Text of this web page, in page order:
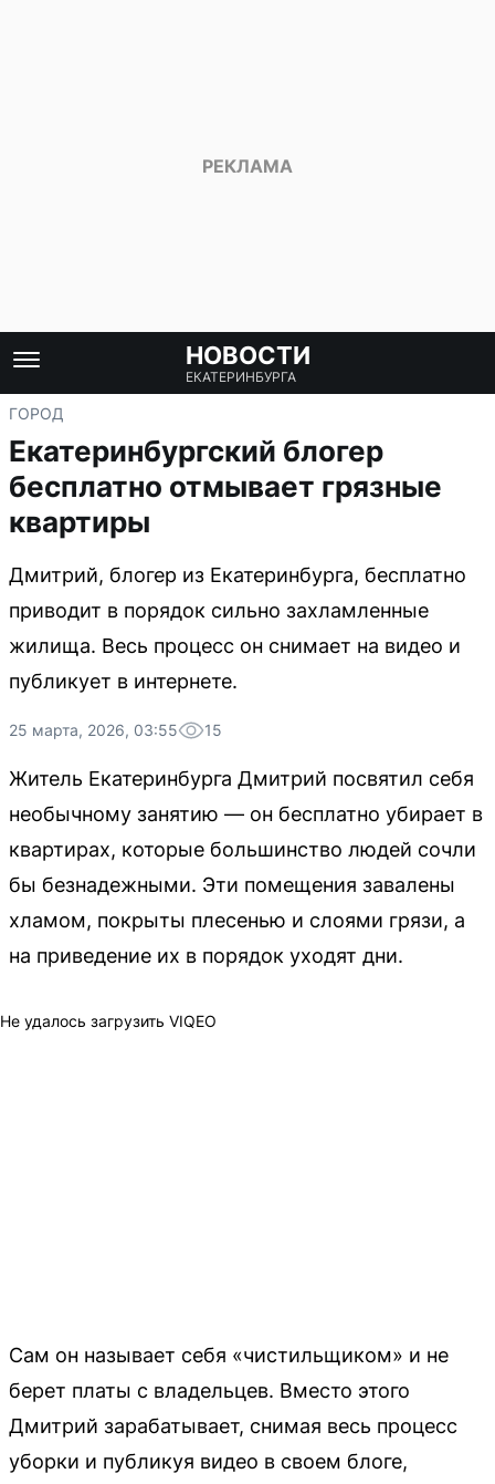
НОВОСТИ
ЕКАТЕРИНБУРГА
ГОРОД
Екатеринбургский блогер
бесплатно отмывает грязные
квартиры
Дмитрий, блогер из Екатеринбурга, бесплатно
приводит в порядок сильно захламленные
жилища. Весь процесс он снимает на видео и
публикует в интернете.
25 марта, 2026, 03:55 15
Житель Екатеринбурга Дмитрий посвятил себя
необычному занятию — он бесплатно убирает в
квартирах, которые большинство людей сочли
бы безнадежными. Эти помещения завалены
хламом, покрыты плесенью и слоями грязи, а
на приведение их в порядок уходят дни.
Не удалось загрузить VIQEO
Сам он называет себя «чистильщиком» и не
берет платы с владельцев. Вместо этого
Дмитрий зарабатывает, снимая весь процесс
уборки и публикуя видео в своем блоге,